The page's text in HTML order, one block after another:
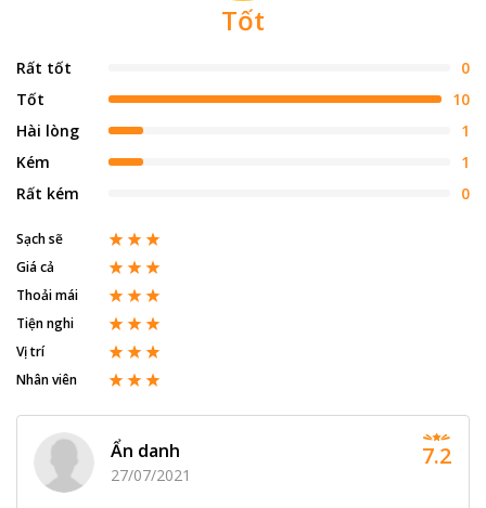
Tốt
Rất tốt
0
Tốt
10
Hài lòng
1
Kém
1
Rất kém
0
Sạch sẽ
Giá cả
Thoải mái
Tiện nghi
Vị trí
Nhân viên
Ẩn danh
27/07/2021
7.2